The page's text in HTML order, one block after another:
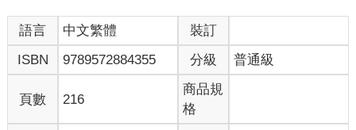
語言 中文繁體
裝訂
ISBN
9789572884355 分級 普通級
頁數 216
商品規
格